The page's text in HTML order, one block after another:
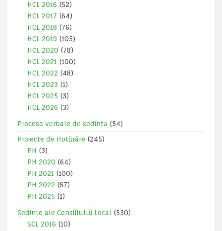
HCL 2016 (52)
HCL 2017 (64)
HCL 2018 (76)
HCL 2019 (103)
HCL 2020 (78)
HCL 2021 (100)
HCL 2022 (48)
HCL 2023 (1)
HCL 2025 (3)
HCL 2026 (3)
Procese verbale de sedinta (54)
Proiecte de Hotărâre (245)
PH (3)
PH 2020 (64)
PH 2021 (100)
PH 2022 (57)
PH 2025 (1)
Ședințe ale Consiliului Local
(530)
SCL 2016 (10)